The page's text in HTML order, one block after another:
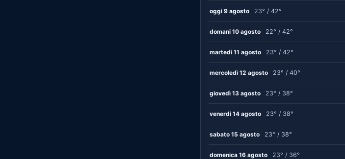
oggi 9 agosto 23° / 42°
domani 10 agosto 22° / 42°
martedì 11 agosto 23° / 42°
mercoledì 12 agosto 23° / 40°
giovedì 13 agosto 23° / 38°
venerdì 14 agosto 23° / 38°
sabato 15 agosto 23° / 38°
domenica 16 agosto 23° / 36°